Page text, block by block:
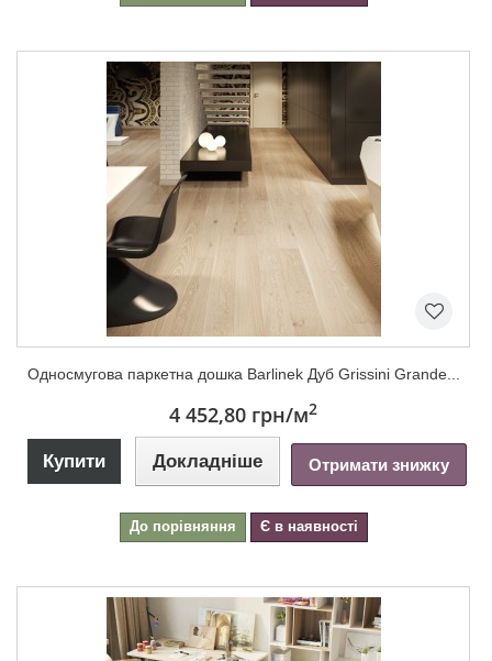
Односмугова паркетна дошка Barlinek Дуб Grissini Grande...
4 452,80 грн/м2
Купити Докладніше Отримати знижку
До порівняння Є в наявності